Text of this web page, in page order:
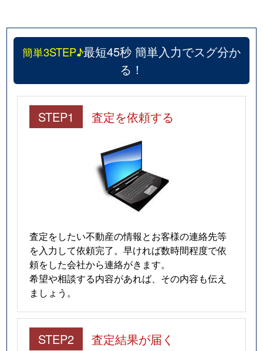
簡単3STEP♪最短45秒 簡単入力でスグ分か
る！
STEP1 査定を依頼する
査定をしたい不動産の情報とお客様の連絡先等
を入力して依頼完了。早ければ数時間程度で依
頼をした会社から連絡がきます。
希望や相談する内容があれば、その内容も伝え
ましょう。
STEP2 査定結果が届く